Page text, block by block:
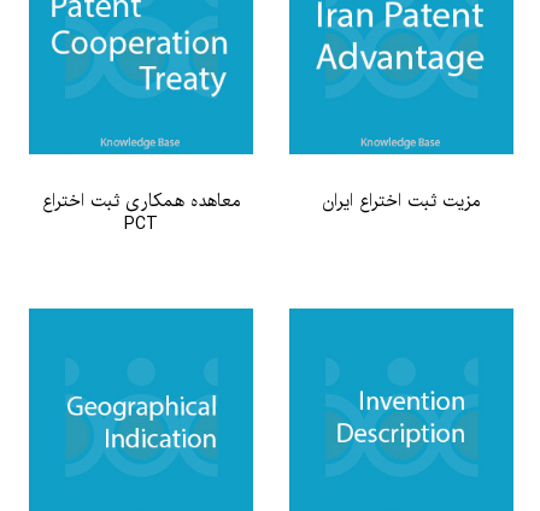
مزیت ثبت اختراع ایران معاهده همکاری ثبت اختراع
PCT